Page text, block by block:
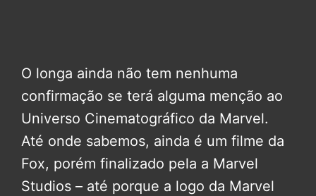
O longa ainda não tem nenhuma
confirmação se terá alguma menção ao
Universo Cinematográfico da Marvel.
Até onde sabemos, ainda é um filme da
Fox, porém finalizado pela a Marvel
Studios – até porque a logo da Marvel